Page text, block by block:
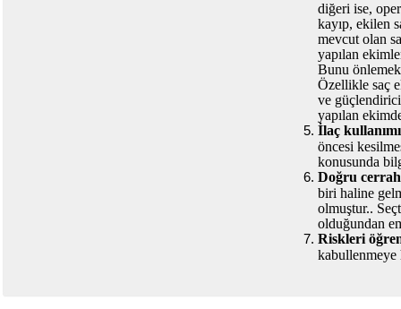
diğeri ise,
kayıp, ekilen
mevcut olan
yapılan
Bunu
Özellikle saç
ve
yapılan
İlaç
öncesi
konusunda
Doğru
biri haline
olmuştur..
olduğundan
Riskleri
kabullenmeye